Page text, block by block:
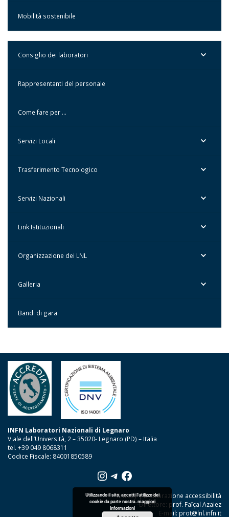
Mobilità sostenibile
Consiglio dei laboratori
Rappresentanti del personale
Come fare per …
Servizi Locali
Trasferimento Tecnologico
Servizi Nazionali
Link Istituzionali
Organizzazione dei LNL
Galleria
Bandi di gara
INFN Laboratori Nazionali di Legnaro
Viale dell’Università, 2 – 35020- Legnaro (PD) – Italia
tel. +39 049 8068311
Codice Fiscale: 84001850589
Instagram
Telegram
Facebook
Privacy|Dichiarazione accessibilità
Direttore: prof. Faïçal Azaiez
E-mail: prot@lnl.infn.it
Utilizzando il sito, accetti l'utilizzo dei
cookie da parte nostra.maggiori
informazioni